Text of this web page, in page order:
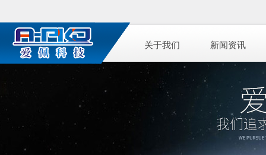
关于我们 新闻资讯